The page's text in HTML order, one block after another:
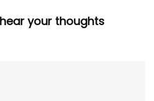
your thoughts